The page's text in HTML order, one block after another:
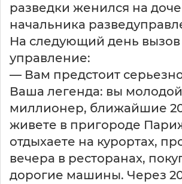
разведки женился на
начальника
На следующий день вызов
управление:
— Вам предстоит
Ваша легенда: вы
миллионер, ближайшие
живете в пригороде
отдыхаете на курортах,
вечера в ресторанах,
дорогие машины. Через